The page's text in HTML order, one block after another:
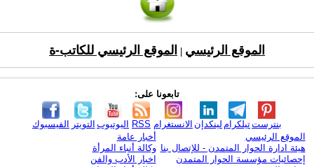
الموقع الرئيسي الموقع الرئيسي للكاتب-ة
تابعونا على:
الفيسبوك التويتر اليوتيوب RSS الانستغرام لينكدإن تيلكرامبنترست
الموقع الرئيسي
هيئة ادارة الحوار المتمدن - للإتصال بنا
إحصائيات مؤسسة الحوار المتمدن
أخبار عامة
وكالة أنباء المرأة
اخبار الأدب والفن